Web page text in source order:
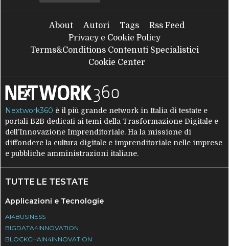
About Autori Tags
Rss Feed
Privacy e Cookie Policy
Terms&Conditions Contenuti Specialistici
Cookie Center
Nextwork360 è il più grande network in Italia di testate e
portali B2B dedicati ai temi della Trasformazione Digitale e
dell’Innovazione Imprenditoriale. Ha la missione di
diffondere la cultura digitale e imprenditoriale nelle imprese
e pubbliche amministrazioni italiane.
TUTTE LE TESTATE
Applicazioni e Tecnologie
AI4BUSINESS
BIGDATA4INNOVATION
BLOCKCHAIN4INNOVATION